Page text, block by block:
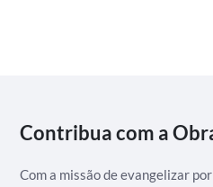
Contribua com a
Com a missão de evangelizar